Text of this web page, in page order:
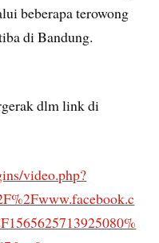
beberapa terowong
di Bandung.
dlm link di
video.php?